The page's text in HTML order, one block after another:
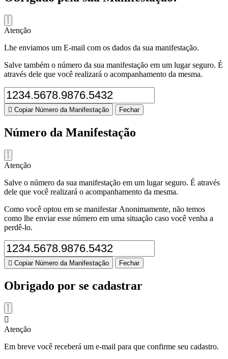
Atenção
Lhe enviamos um E-mail com os dados da sua manifestação.
Salve também o número da sua manifestação em um lugar seguro. É
através dele que você realizará o acompanhamento da mesma.
Copiar Número da Manifestação Fechar
Número da Manifestação
Atenção
Salve o número da sua manifestação em um lugar seguro. É através
dele que você realizará o acompanhamento da mesma.
Como você optou em se manifestar Anonimamente, não temos
como lhe enviar esse número em uma situação caso você venha a
perdê-lo.
Copiar Número da Manifestação Fechar
Obrigado por se cadastrar
Atenção
Em breve você receberá um e-mail para que confirme seu cadastro.